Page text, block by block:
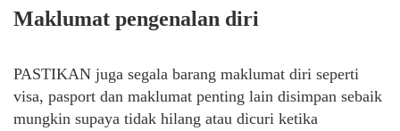
Maklumat pengenalan diri
PASTIKAN juga segala barang maklumat diri seperti
visa, pasport dan maklumat penting lain disimpan sebaik
mungkin supaya tidak hilang atau dicuri ketika